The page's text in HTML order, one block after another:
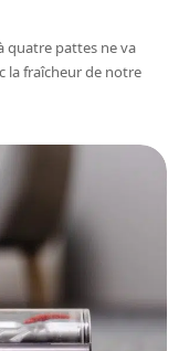
quatre pattes ne va
la fraîcheur de notre